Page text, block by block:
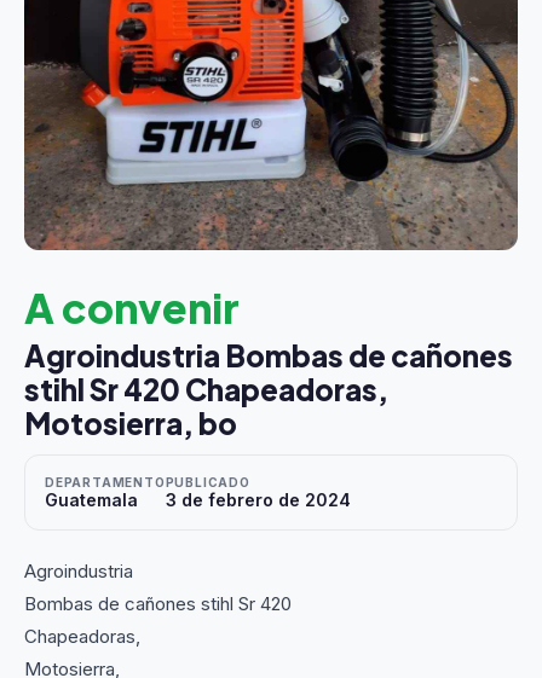
A convenir
Agroindustria Bombas de cañones
stihl Sr 420 Chapeadoras,
Motosierra, bo
DEPARTAMENTO
Guatemala
PUBLICADO
3 de febrero de 2024
Agroindustria
Bombas de cañones stihl Sr 420
Chapeadoras,
Motosierra,